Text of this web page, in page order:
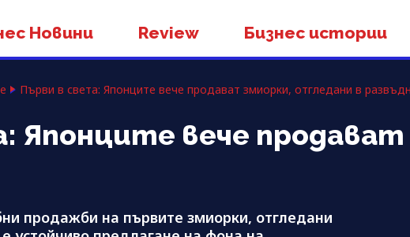
Новини Review Бизнес истории
Първи в света: Японците вече продават змиорки, отгледани в
Японците вече
продажби на първите змиорки, отгледани